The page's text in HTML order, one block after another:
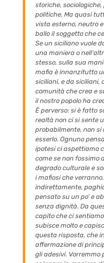
storiche,
politiche. Ma quasi
vista esterno, neutro
ballo il soggetto che
Se un siciliano vuole
una maniera o
stesso, sulla sua
mafia è innanzitutto
siciliani, e da siciliani,
comunità che crea e
il nostro popolo ha
È perverso: si è fatto
realtà non ci si sente
probabilmente, non si
esserlo. Ognuno
ipotesi ci aspettiamo
come se non fossimo
degrado culturale e
i mafiosi che
indirettamente,
pensato su un po’ e
senza dignità. Da
capito che ci
subisce molto e
questa risposta, che
affermazione di
gli adesivi. Vorremmo